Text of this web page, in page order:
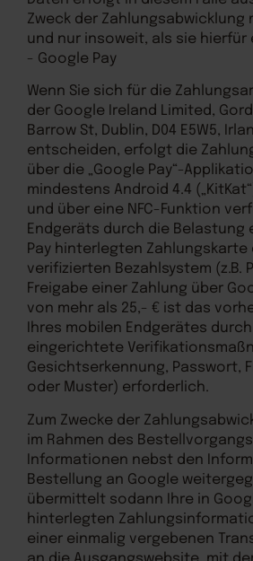
Zweck der Zahlungsabwicklung
und nur insoweit, als sie
- Google Pay
Wenn Sie sich für die
der Google Ireland Limited,
Barrow St, Dublin, D04 E5W5,
entscheiden, erfolgt die
über die „Google Pay“-
mindestens Android 4.4
und über eine NFC-Funktion
Endgeräts durch die Belastung
Pay hinterlegten
verifizierten Bezahlsystem (z.B.
Freigabe einer Zahlung über
von mehr als 25,- € ist das
Ihres mobilen Endgerätes
eingerichtete
Gesichtserkennung, Passwort,
oder Muster) erforderlich.
Zum Zwecke der
im Rahmen des
Informationen nebst den
Bestellung an Google
übermittelt sodann Ihre in
hinterlegten
einer einmalig vergebenen